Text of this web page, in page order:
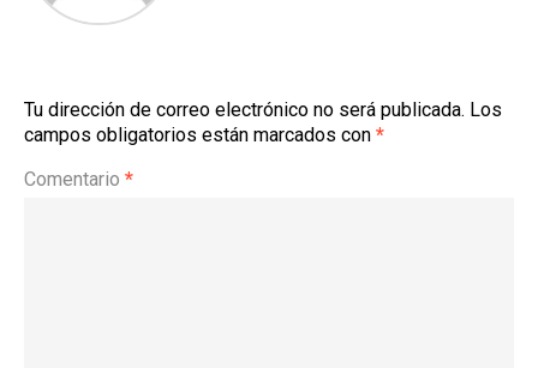
Tu dirección de correo electrónico no será publicada. Los
campos obligatorios están marcados con *
Comentario *